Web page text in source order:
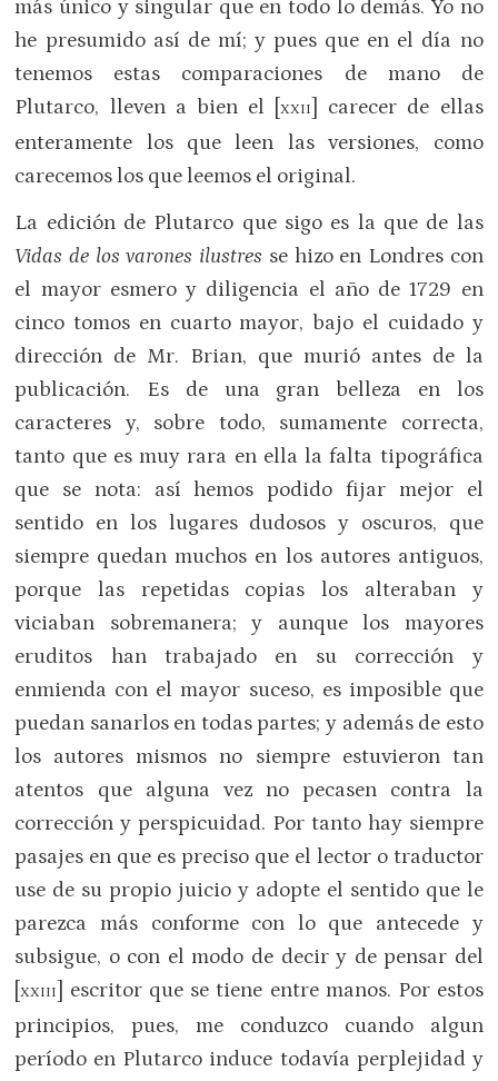
más único y singular que en todo lo demás. Yo no
he presumido así de mí; y pues que en el día no
tenemos estas comparaciones de mano de
Plutarco, lleven a bien el [XXII
] carecer de ellas
enteramente los que leen las versiones, como
carecemos los que leemos el original.
La edición de Plutarco que sigo es la que de las
Vidas de los varones ilustres se hizo en Londres con
el mayor esmero y diligencia el año de 1729 en
cinco tomos en cuarto mayor, bajo el cuidado y
dirección de Mr. Brian, que murió antes de la
publicación. Es de una gran belleza en los
caracteres y, sobre todo, sumamente correcta,
tanto que es muy rara en ella la falta tipográfica
que se nota: así hemos podido fijar mejor el
sentido en los luga­res dudosos y oscuros, que
siempre que­dan muchos en los autores antiguos,
porque las repetidas copias los alteraban y
viciaban sobremanera; y aunque los ma­yores
eruditos han trabajado en su corrección y
enmienda con el mayor suceso, es imposible que
puedan sanarlos en to­das partes; y además de esto
los autores mismos no siempre estuvieron tan
aten­tos que alguna vez no pecasen contra la
corrección y perspicuidad. Por tanto hay siempre
pasajes en que es preciso que el lector o traductor
use de su propio juicio y adopte el sentido que le
parezca más conforme con lo que antecede y
subsigue, o con el modo de decir y de pensar del
[XXIII
] escritor que se tiene entre manos. Por es­tos
principios, pues, me conduzco cuando algun
período en Plutarco induce todavía perplejidad y